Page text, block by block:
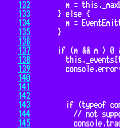
132
133
134
135
136
137
138
139
140
141
142
143
144
145